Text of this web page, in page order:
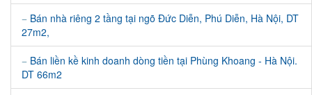
Bán nhà riêng 2 tầng tại ngõ Đức Diễn, Phú Diễn, Hà Nội, DT
27m2,
Bán liền kề kinh doanh dòng tiền tại Phùng Khoang - Hà Nội.
DT 66m2